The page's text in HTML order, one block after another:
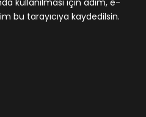
kullanılması için adım, e-
bu tarayıcıya kaydedilsin.